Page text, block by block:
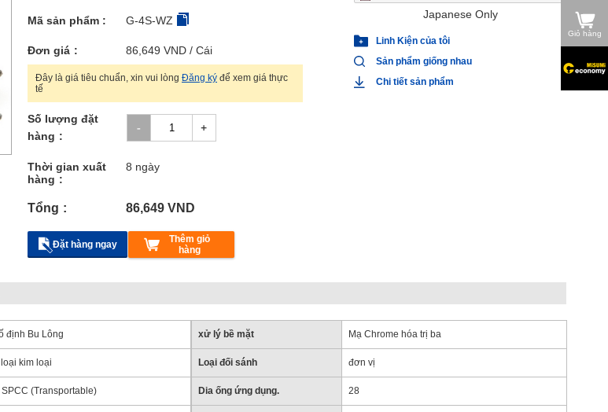
Mã sản phẩm : G-4S-WZ
Đơn giá 86,649 VND / Cái
Đây là giá tiêu chuẩn, xin vui lòng Đăng ký để xem giá thực
tế
Số lượng đặt
hàng
Thời gian xuất
hàng
8 ngày
Tổng 86,649 VND
Đặt hàng ngay
Thêm giỏ
hàng
Japanese Only
Linh Kiện của tôi
Sản phẩm giống nhau
Chi tiết sản phẩm
định Bu Lông xử lý bề mặt Mạ Chrome hóa trị ba
kim loại Loại đối sánh đơn vị
SPCC (Transportable) Dia ống ứng dụng. 28
Giỏ hàng